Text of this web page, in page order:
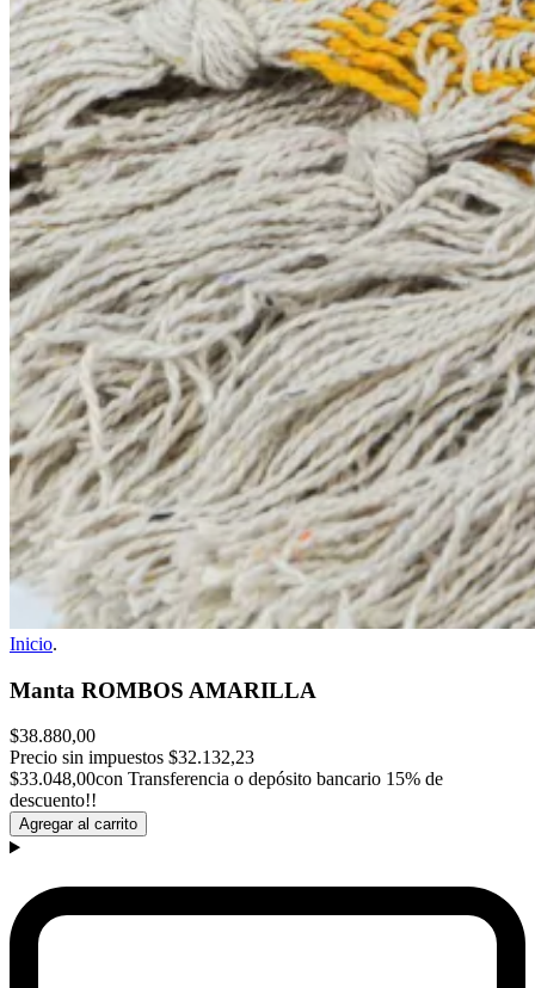
Inicio.
Manta ROMBOS AMARILLA
$38.880,00
Precio sin impuestos $32.132,23
$33.048,00con Transferencia o depósito bancario 15% de
descuento!!
Agregar al carrito